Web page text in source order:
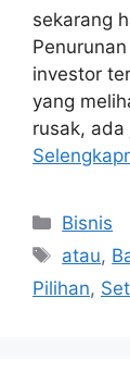
sekarang
investor
yang
rusak,
Kategori
Bisnis
Tag
atau,
Pilihan,